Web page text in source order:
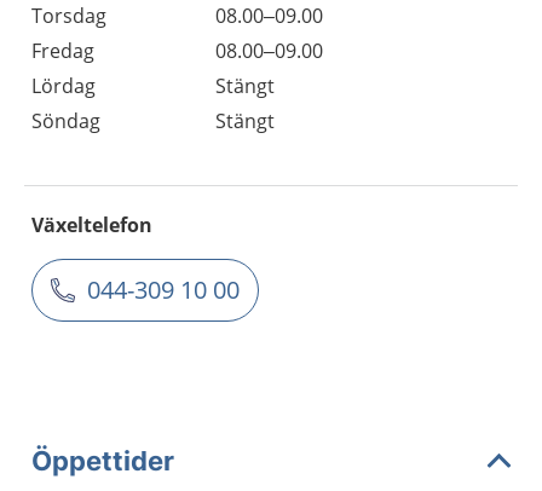
Torsdag
08.00–09.00
Fredag
08.00–09.00
Lördag
Stängt
Söndag
Stängt
Växeltelefon
044-309 10 00
Öppettider